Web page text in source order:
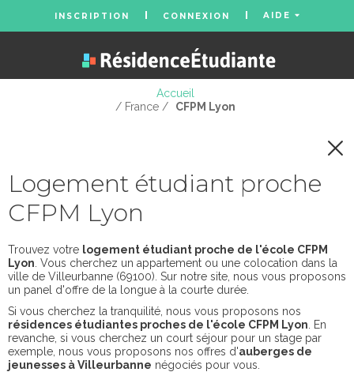
INSCRIPTION CONNEXION AIDE
Accueil
/ France /
CFPM Lyon
Logement étudiant proche
CFPM Lyon
Trouvez votre logement étudiant proche de l'école CFPM
Lyon . Vous cherchez un appartement ou une colocation dans la
ville de Villeurbanne (69100). Sur notre site, nous vous proposons
un panel d'offre de la longue à la courte durée.
Si vous cherchez la tranquilité, nous vous proposons nos
résidences étudiantes proches de l'école CFPM Lyon . En
revanche, si vous cherchez un court séjour pour un stage par
exemple, nous vous proposons nos offres d'auberges de
jeunesses à Villeurbanne négociés pour vous.